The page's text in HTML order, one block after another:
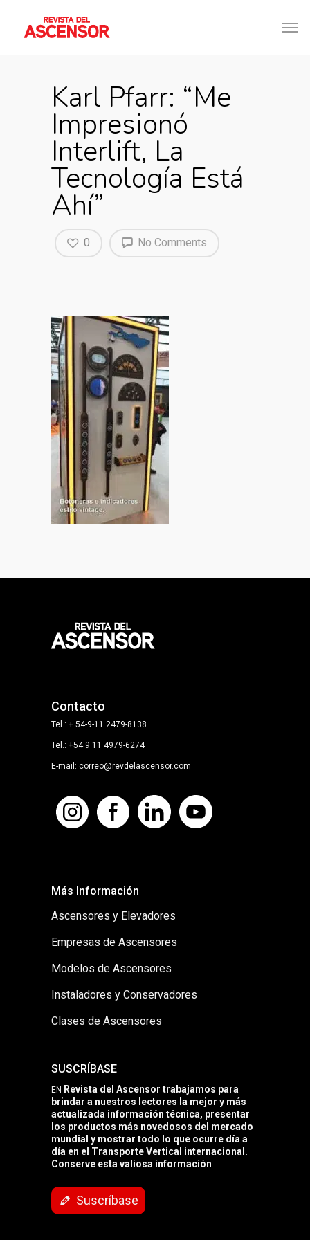
Karl Pfarr: “Me
Impresionó
Interlift, La
Tecnología Está
Ahí”
No Comments
0
Contacto
Tel.: + 54-9-11 2479-8138
Tel.: +54 9 11 4979-6274
E-mail: correo@revdelascensor.com
Más Información
Ascensores y Elevadores
Empresas de Ascensores
Modelos de Ascensores
Instaladores y Conservadores
Clases de Ascensores
SUSCRÍBASE
EN Revista del Ascensor trabajamos para
brindar a nuestros lectores la mejor y más
actualizada información técnica, presentar
los productos más novedosos del mercado
mundial y mostrar todo lo que ocurre día a
día en el Transporte Vertical internacional.
Conserve esta valiosa información
Suscríbase